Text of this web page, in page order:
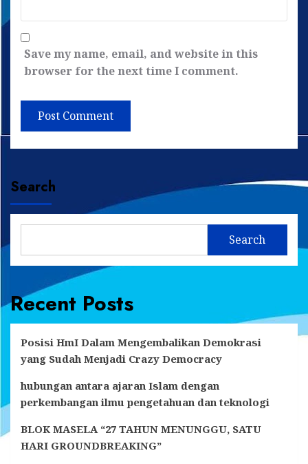
Save my name, email, and website in this
browser for the next time I comment.
Search
Search
Recent Posts
Posisi HmI Dalam Mengembalikan Demokrasi
yang Sudah Menjadi Crazy Democracy
hubungan antara ajaran Islam dengan
perkembangan ilmu pengetahuan dan teknologi
BLOK MASELA “27 TAHUN MENUNGGU, SATU
HARI GROUNDBREAKING”